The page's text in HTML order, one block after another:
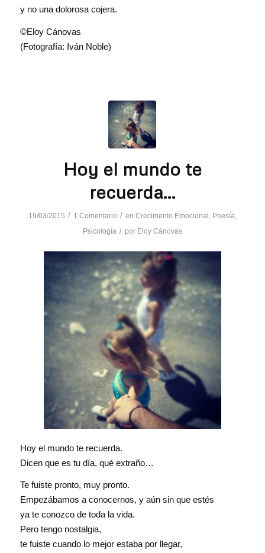
y no una dolorosa cojera.
©Eloy Cánovas
(Fotografía: Iván Noble)
Hoy el mundo te
recuerda…
19/03/2015 / 1 Comentario / en Crecimento Emocional , Poesía,
Psicología / por Eloy Cánovas
Hoy el mundo te recuerda.
Dicen que es tu día, qué extraño…
Te fuiste pronto, muy pronto.
Empezábamos a conocernos, y aún sin que estés
ya te conozco de toda la vida.
Pero tengo nostalgia,
te fuiste cuando lo mejor estaba por llegar,